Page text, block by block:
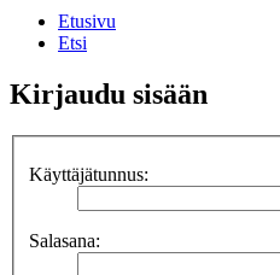
Etusivu
Etsi
Kirjaudu sisään
Käyttäjätunnus:
Salasana: